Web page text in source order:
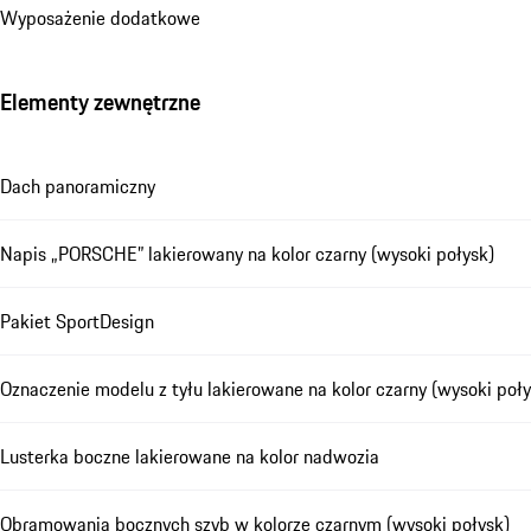
Wyposażenie dodatkowe
Elementy zewnętrzne
Dach panoramiczny
Napis „PORSCHE” lakierowany na kolor czarny (wysoki połysk)
Pakiet SportDesign
Oznaczenie modelu z tyłu lakierowane na kolor czarny (wysoki
Lusterka boczne lakierowane na kolor nadwozia
Obramowania bocznych szyb w kolorze czarnym (wysoki połysk)